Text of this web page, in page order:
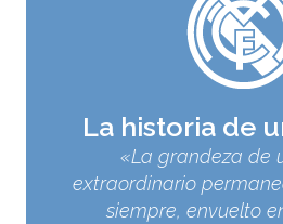
La historia de
«La grandeza de
extraordinario
siempre, envuelto